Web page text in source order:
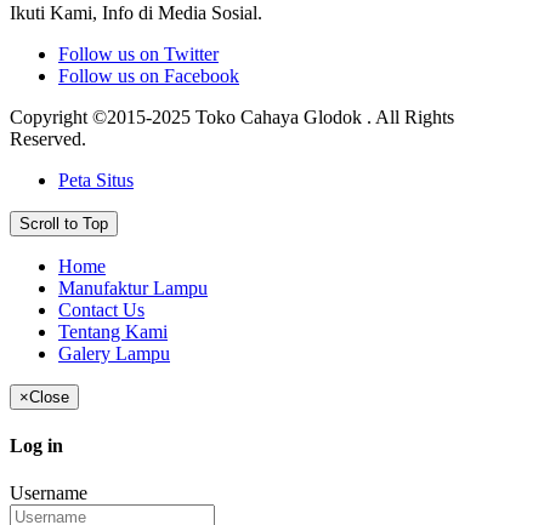
Ikuti Kami, Info di Media Sosial.
Follow us on Twitter
Follow us on Facebook
Copyright ©2015-2025 Toko Cahaya Glodok . All Rights
Reserved.
Peta Situs
Scroll to Top
Home
Manufaktur Lampu
Contact Us
Tentang Kami
Galery Lampu
×Close
Log in
Username